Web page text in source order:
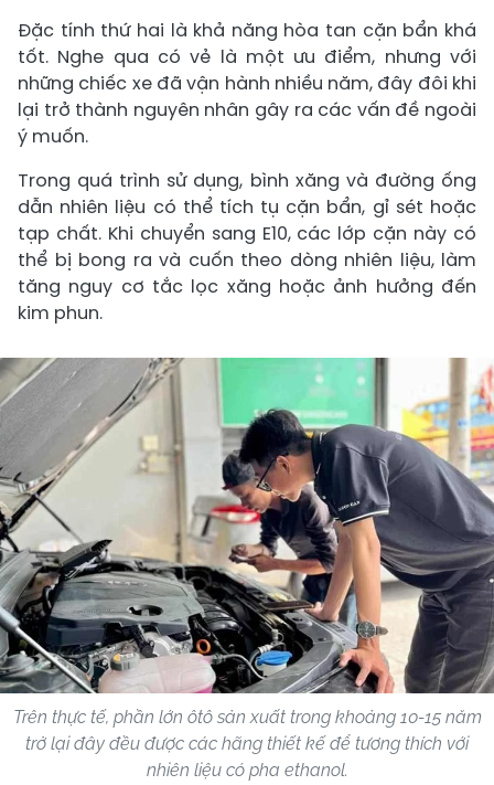
Đặc tính thứ hai là khả năng hòa tan cặn bẩn khá
tốt. Nghe qua có vẻ là một ưu điểm, nhưng với
những chiếc xe đã vận hành nhiều năm, đây đôi khi
lại trở thành nguyên nhân gây ra các vấn đề ngoài
ý muốn.
Trong quá trình sử dụng, bình xăng và đường ống
dẫn nhiên liệu có thể tích tụ cặn bẩn, gỉ sét hoặc
tạp chất. Khi chuyển sang E10, các lớp cặn này có
thể bị bong ra và cuốn theo dòng nhiên liệu, làm
tăng nguy cơ tắc lọc xăng hoặc ảnh hưởng đến
kim phun.
Trên thực tế, phần lớn ôtô sản xuất trong khoảng 10-15 năm
trở lại đây đều được các hãng thiết kế để tương thích với
nhiên liệu có pha ethanol.